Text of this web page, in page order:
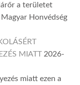
a területet
Honvédség
MIATT 2026-
miatt ezen a